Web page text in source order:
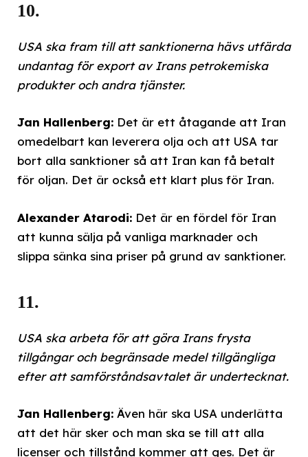
10.
USA ska fram till att sanktionerna hävs utfärda
undantag för export av Irans petrokemiska
produkter och andra tjänster.
Jan Hallenberg: Det är ett åtagande att Iran
omedelbart kan leverera olja och att USA tar
bort alla sanktioner så att Iran kan få betalt
för oljan. Det är också ett klart plus för Iran.
Alexander Atarodi: Det är en fördel för Iran
att kunna sälja på vanliga marknader och
slippa sänka sina priser på grund av sanktioner.
11.
USA ska arbeta för att göra Irans frysta
tillgångar och begränsade medel tillgängliga
efter att samförståndsavtalet är undertecknat.
Jan Hallenberg: Även här ska USA underlätta
att det här sker och man ska se till att alla
licenser och tillstånd kommer att ges. Det är